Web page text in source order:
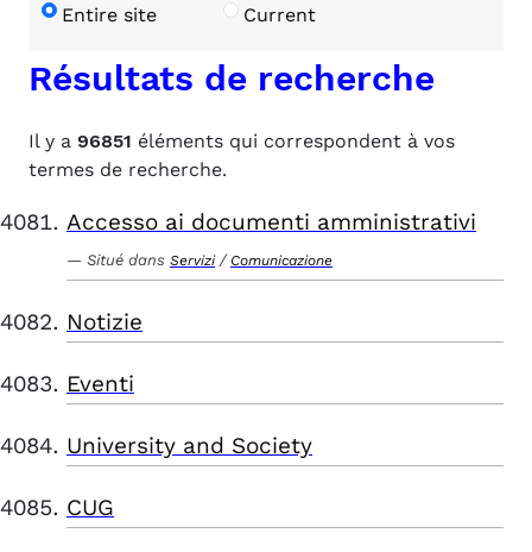
Entire site Current
Résultats de recherche
Il y a 96851 éléments qui correspondent à vos
termes de recherche.
Accesso ai documenti amministrativi
Situé dans Servizi / Comunicazione
Notizie
Eventi
University and Society
CUG